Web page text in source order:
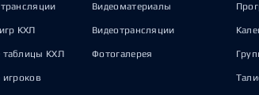
КХЛ
таблицы КХЛ
игроков
Видеоматериалы
Видеотрансляции
Фотогалерея